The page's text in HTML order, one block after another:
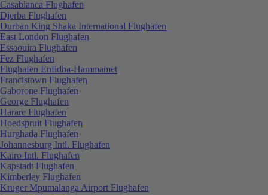
Casablanca Flughafen
Djerba Flughafen
Durban King Shaka International Flughafen
East London Flughafen
Essaouira Flughafen
Fez Flughafen
Flughafen Enfidha-Hammamet
Francistown Flughafen
Gaborone Flughafen
George Flughafen
Harare Flughafen
Hoedspruit Flughafen
Hurghada Flughafen
Johannesburg Intl. Flughafen
Kairo Intl. Flughafen
Kapstadt Flughafen
Kimberley Flughafen
Kruger Mpumalanga Airport Flughafen